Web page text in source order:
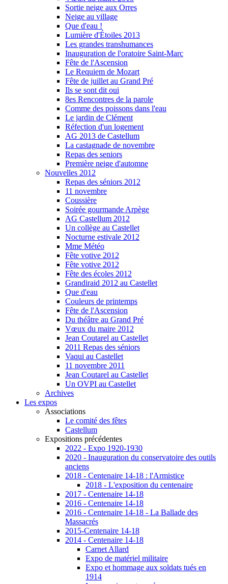
Sortie neige aux Orres
Neige au village
Que d'eau !
Lumière d'Étoiles 2013
Les grandes transhumances
Inauguration de l'oratoire Saint-Marc
Fête de l'Ascension
Le Requiem de Mozart
Fête de juillet au Grand Pré
Ils se sont dit oui
8es Rencontres de la parole
Comme des poissons dans l'eau
Le jardin de Clément
Réfection d'un logement
AG 2013 de Castellum
La castagnade de novembre
Repas des seniors
Première neige d'automne
Nouvelles 2012
Repas des séniors 2012
11 novembre
Coussière
Soirée gourmande Arpège
AG Castellum 2012
Un collège au Castellet
Nocturne estivale 2012
Mme Météo
Fête votive 2012
Fête votive 2012
Fête des écoles 2012
Grandiraid 2012 au Castellet
Que d'eau
Couleurs de printemps
Fête de l'Ascension
Du théâtre au Grand Pré
Vœux du maire 2012
Jean Coutarel au Castellet
2011 Repas des séniors
Vaqui au Castellet
11 novembre 2011
Jean Coutarel au Castellet
Un OVPI au Castellet
Archives
Les expos
Associations
Le comité des fêtes
Castellum
Expositions précédentes
2022 - Expo 1920-1930
2020 - Inauguration du conservatoire des outils
anciens
2018 - Centenaire 14-18 : l'Armistice
2018 - L'exposition du centenaire
2017 - Centenaire 14-18
2016 - Centenaire 14-18
2016 - Centenaire 14-18 - La Ballade des
Massacrés
2015-Centenaire 14-18
2014 - Centenaire 14-18
Carnet Allard
Expo de matériel militaire
Expo et hommage aux soldats tués en
1914